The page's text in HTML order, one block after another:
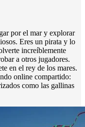
por el mar y explorar
Eres un pirata y lo
increíblemente
a otros jugadores.
en el rey de los mares.
online compartido:
como las gallinas